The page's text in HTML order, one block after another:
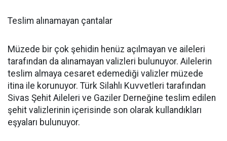
Teslim alınamayan çantalar
Müzede bir çok şehidin henüz açılmayan ve aileleri
tarafından da alınamayan valizleri bulunuyor. Ailelerin
teslim almaya cesaret edemediği valizler müzede
itina ile korunuyor. Türk Silahlı Kuvvetleri tarafından
Sivas Şehit Aileleri ve Gaziler Derneğine teslim edilen
şehit valizlerinin içerisinde son olarak kullandıkları
eşyaları bulunuyor.